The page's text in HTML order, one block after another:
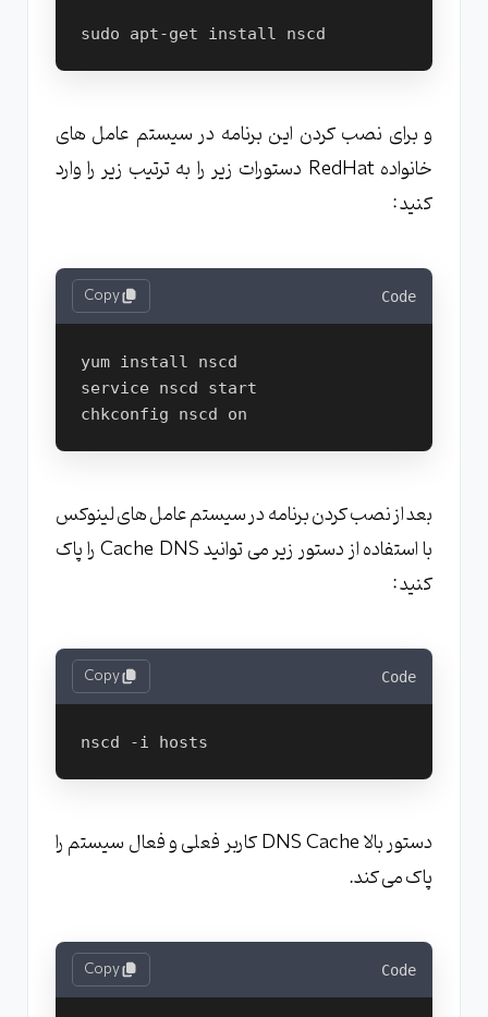
و برای نصب کردن این برنامه در سیستم عامل های
خانواده RedHat دستورات زیر را به ترتیب زیر را وارد
کنید :
Code
Copy
yum install nscd
service nscd start
بعد از نصب کردن برنامه در سیستم عامل های لینوکس
با استفاده از دستور زیر می توانید Cache DNS را پاک
کنید :
Code
Copy
دستور بالا DNS Cache کاربر فعلی و فعال سیستم را
پاک می کند.
Code
Copy